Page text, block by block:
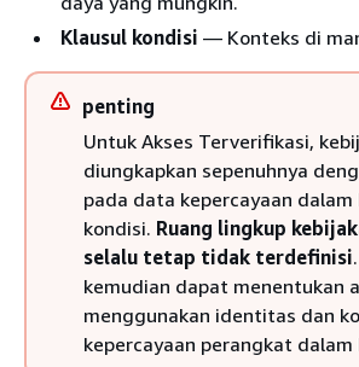
Klausul kondisi — Konteks di
penting
Untuk Akses Terverifikasi,
diungkapkan sepenuhnya
pada data kepercayaan dalam
kondisi. Ruang lingkup
selalu tetap tidak terdefinisi
kemudian dapat menentukan
menggunakan identitas dan
kepercayaan perangkat dalam